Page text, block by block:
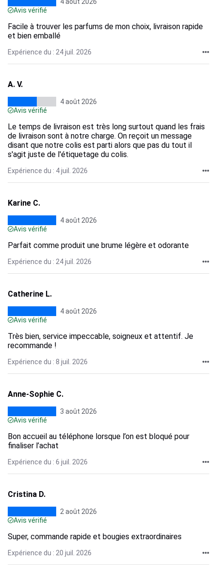
Avis vérifié
Facile à trouver les parfums de mon choix, livraison rapide
et bien emballé
Expérience du : 24 juil. 2026
A. V.
4 août 2026
Avis vérifié
Le temps de livraison est très long surtout quand les frais
de livraison sont à notre charge. On reçoit un message
disant que notre colis est parti alors que pas du tout il
s'agit juste de l'étiquetage du colis.
Expérience du : 4 juil. 2026
Karine C.
4 août 2026
Avis vérifié
Parfait comme produit une brume légère et odorante
Expérience du : 24 juil. 2026
Catherine L.
4 août 2026
Avis vérifié
Très bien, service impeccable, soigneux et attentif. Je
recommande !
Expérience du : 8 juil. 2026
Anne-Sophie C.
3 août 2026
Avis vérifié
Bon accueil au téléphone lorsque l’on est bloqué pour
finaliser l’achat
Expérience du : 6 juil. 2026
Cristina D.
2 août 2026
Avis vérifié
Super, commande rapide et bougies extraordinaires
Expérience du : 20 juil. 2026